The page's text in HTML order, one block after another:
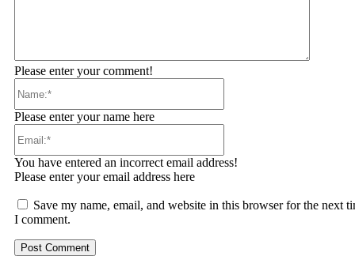
Please enter your comment!
Please enter your name here
You have entered an incorrect email address!
Please enter your email address here
Save my name, email, and website in this browser for the next
I comment.